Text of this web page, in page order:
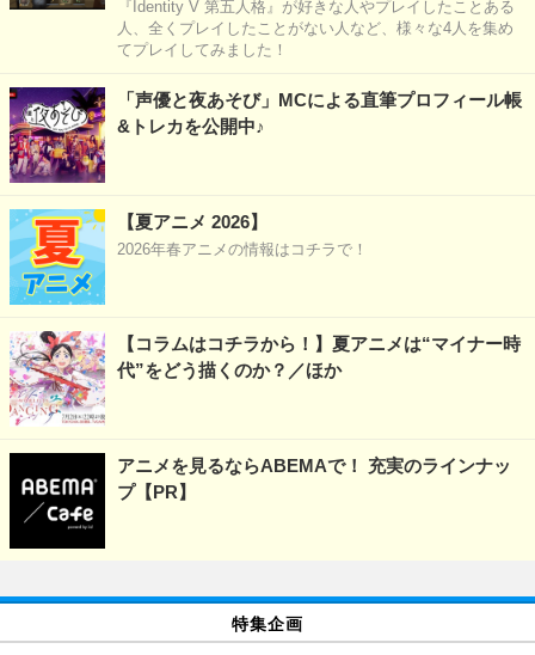
『Identity V 第五人格』が好きな人やプレイしたことある
人、全くプレイしたことがない人など、様々な4人を集め
てプレイしてみました！
「声優と夜あそび」MCによる直筆プロフィール帳
&トレカを公開中♪
【夏アニメ 2026】
2026年春アニメの情報はコチラで！
【コラムはコチラから！】夏アニメは“マイナー時
代”をどう描くのか？／ほか
アニメを見るならABEMAで！ 充実のラインナッ
プ【PR】
特集企画